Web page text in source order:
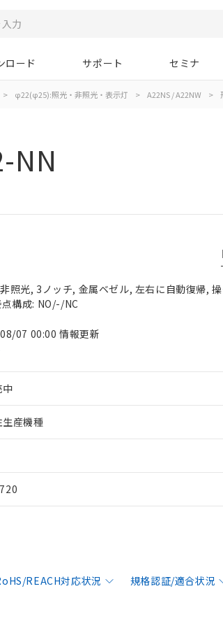
ロード サポート セミナ
> φ22(φ25):照光・非照光・表示灯 > A22NS / A22NW >
NN
照光, 3ノッチ, 金属ベゼル, 左右に自動復帰,
構成: NO/-/NC
07 00:00 情報更新
中
生産機種
REACH対応状況 規格認証/適合状況